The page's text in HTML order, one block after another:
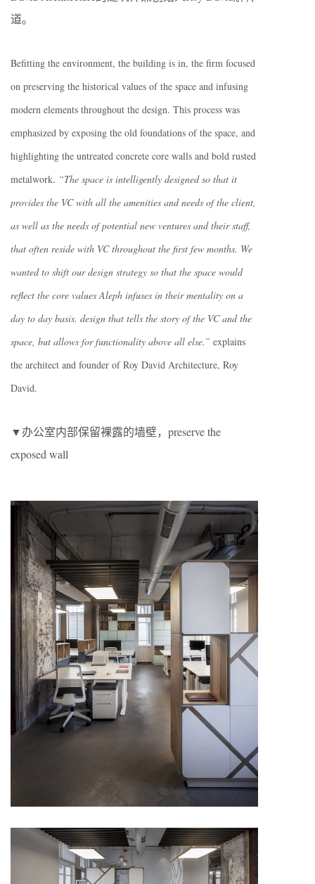
道。
Befitting the environment, the building is in, the firm focused
on preserving the historical values of the space and infusing
modern elements throughout the design. This process was
emphasized by exposing the old foundations of the space, and
highlighting the untreated concrete core walls and bold rusted
metalwork. “The space is intelligently designed so that it
provides the VC with all the amenities and needs of the client,
as well as the needs of potential new ventures and their staff,
that often reside with VC throughout the first few months. We
wanted to shift our design strategy so that the space would
reflect the core values Aleph infuses in their mentality on a
day to day basis. design that tells the story of the VC and the
space, but allows for functionality above all else.” explains
the architect and founder of Roy David Architecture, Roy
David.
▼办公室内部保留裸露的墙壁，preserve the
exposed wall